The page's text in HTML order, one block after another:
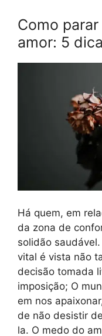
Como
amor: 5
Há quem, em
da zona de
solidão
vital é vista não
decisão tomada
imposição; O
em nos
de não desistir
la. O medo do